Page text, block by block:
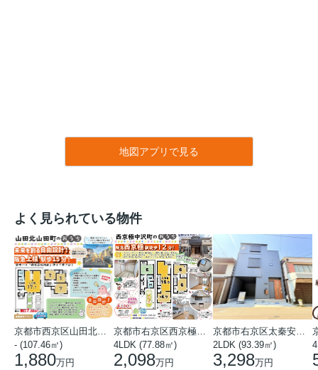
地図アプリで見る
よく見られている物件
- (107.46㎡)
1,880万円
4LDK (77.88㎡)
2,098万円
2LDK (93.39㎡)
3,298万円